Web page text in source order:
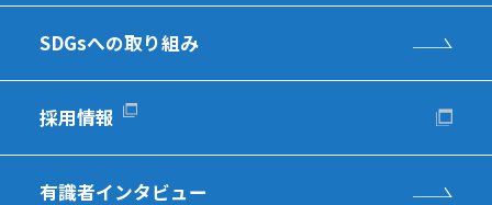
SDGsへの取り組み
採用情報
有識者インタビュー